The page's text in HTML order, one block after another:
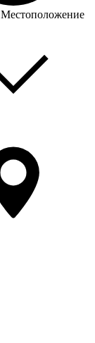
Местоположение